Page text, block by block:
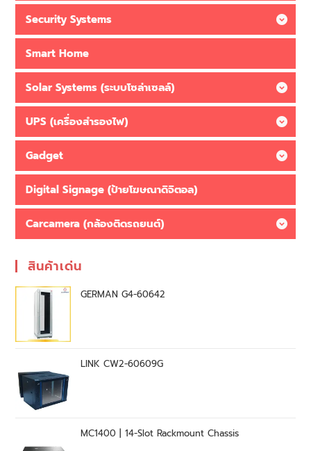
Security Systems
Smart Home
Solar Systems (ระบบโซล่าเซลล์)
UPS (เครื่องสำรองไฟ)
Gadget
Digital Signage (ป้ายโฆษณาดิจิตอล)
Carcamera (กล้องติดรถยนต์)
สินค้าเด่น
GERMAN G4-60642
LINK CW2-60609G
MC1400 | 14-Slot Rackmount Chassis